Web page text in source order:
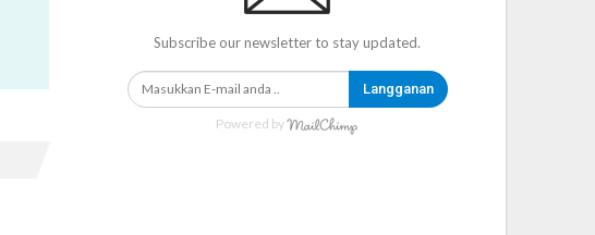
Subscribe our newsletter to stay updated.
Langganan
Powered by